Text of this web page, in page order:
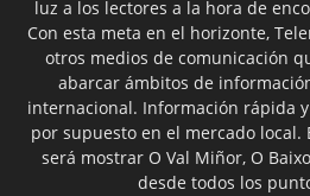
luz a los lectores a la hora de
Con esta meta en el horizonte,
otros medios de comunicación
abarcar ámbitos de
internacional. Información rápida
por supuesto en el mercado
será mostrar O Val Miñor, O
desde todos los